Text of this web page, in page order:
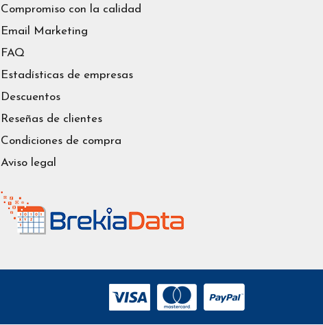
Compromiso con la calidad
Email Marketing
FAQ
Estadísticas de empresas
Descuentos
Reseñas de clientes
Condiciones de compra
Aviso legal